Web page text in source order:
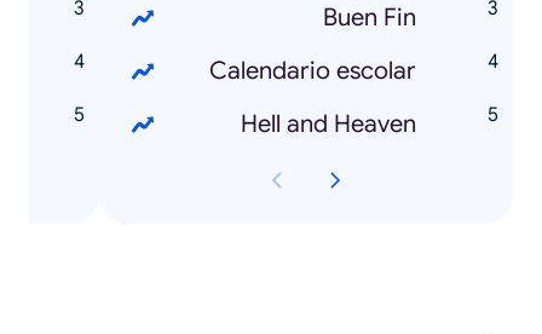
Buen Fin
Calendario escolar
Hell and Heaven